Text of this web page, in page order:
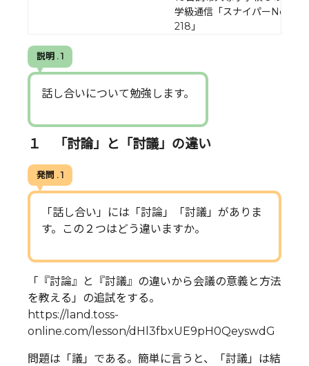
学級通信「スナイパーNo
218」
説明 . 1
話し合いについて勉強します。
１ 「討論」と「討議」の違い
発問 . 1
「話し合い」には「討論」「討議」がありま
す。この２つはどう違いますか。
「『討論』と『討議』の違いから会議の意義と方法
を教える」の追試をする。
https://land.toss-
online.com/lesson/dHl3fbxUE9pH0QeyswdG
問題は「議」である。簡単に言うと、「討議」は結